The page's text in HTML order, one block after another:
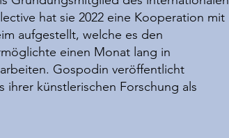
hat sie 2022 eine Kooperation mit
aufgestellt, welche es den
einen Monat lang in
Gospodin veröffentlicht
ihrer künstlerischen Forschung als